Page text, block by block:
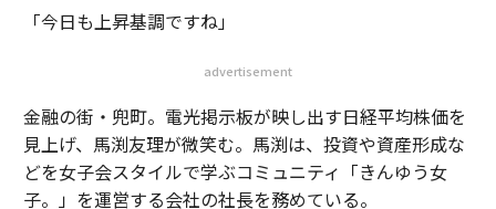
「今日も上昇基調ですね」
advertisement
金融の街・兜町。電光掲示板が映し出す日経平均株価を
見上げ、馬渕友理が微笑む。馬渕は、投資や資産形成な
どを女子会スタイルで学ぶコミュニティ「きんゆう女
子。」を運営する会社の社長を務めている。